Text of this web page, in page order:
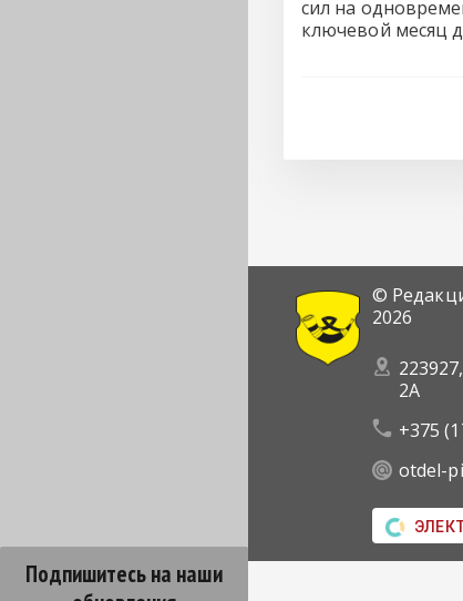
Подпишитесь на наши
сил на
ключевой месяц
©
2026
2А
+375
otdel-